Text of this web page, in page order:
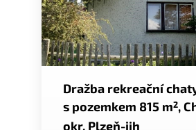
Dražba rekreační
s pozemkem 815 m2,
okr. Plzeň-jih